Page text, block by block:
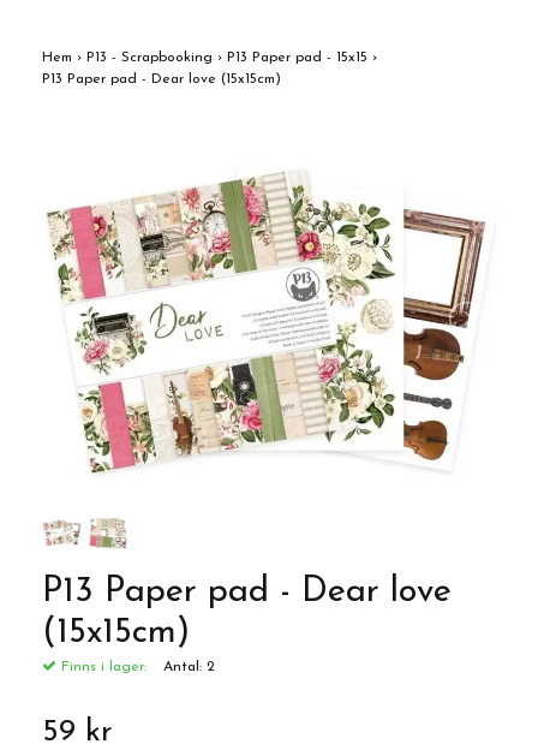
Hem › P13 - Scrapbooking › P13 Paper pad - 15x15 ›
P13 Paper pad - Dear love (15x15cm)
P13 Paper pad - Dear love
(15x15cm)
Finns i lager: Antal: 2
59 kr